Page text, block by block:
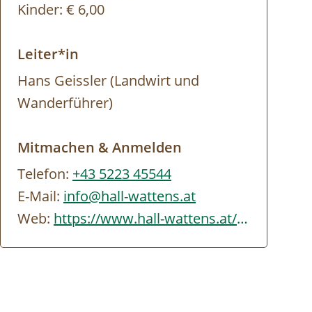
Kinder: € 6,00
Leiter*in
Hans Geissler (Landwirt und
Wanderführer)
Mitmachen & Anmelden
Telefon: +43 5223 45544
E-Mail: info@hall-wattens.at
Web:
https://www.hall-wattens.at/de/gefuehrte-lamatrekkingtour.html